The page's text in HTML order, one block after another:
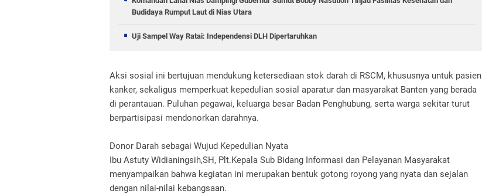
Budidaya Rumput Laut di Nias Utara
Uji Sampel Way Ratai: Independensi DLH Dipertaruhkan
Aksi sosial ini bertujuan mendukung ketersediaan stok darah di RSCM, khususnya untuk pasien
kanker, sekaligus memperkuat kepedulian sosial aparatur dan masyarakat Banten yang berada
di perantauan. Puluhan pegawai, keluarga besar Badan Penghubung, serta warga sekitar turut
berpartisipasi mendonorkan darahnya.
Donor Darah sebagai Wujud Kepedulian Nyata
Ibu Astuty Widianingsih,SH, Plt.Kepala Sub Bidang Informasi dan Pelayanan Masyarakat
menyampaikan bahwa kegiatan ini merupakan bentuk gotong royong yang nyata dan sejalan
dengan nilai-nilai kebangsaan.